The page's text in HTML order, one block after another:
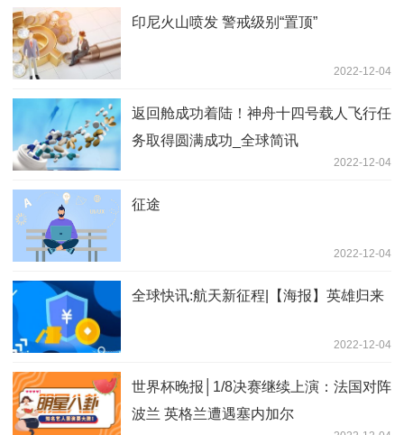
印尼火山喷发 警戒级别“置顶”
2022-12-04
返回舱成功着陆！神舟十四号载人飞行任
务取得圆满成功_全球简讯
2022-12-04
征途
2022-12-04
全球快讯:航天新征程|【海报】英雄归来
2022-12-04
世界杯晚报│1/8决赛继续上演：法国对阵
波兰 英格兰遭遇塞内加尔